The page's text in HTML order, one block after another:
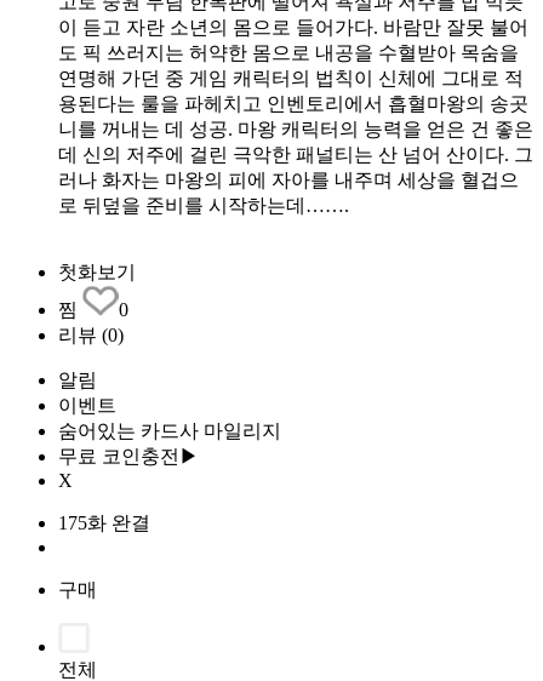
이 듣고 자란 소년의 몸으로 들어가다. 바람만 잘못 불어
도 픽 쓰러지는 허약한 몸으로 내공을 수혈받아 목숨을
연명해 가던 중 게임 캐릭터의 법칙이 신체에 그대로 적
용된다는 룰을 파헤치고 인벤토리에서 흡혈마왕의 송곳
니를 꺼내는 데 성공. 마왕 캐릭터의 능력을 얻은 건 좋은
데 신의 저주에 걸린 극악한 패널티는 산 넘어 산이다. 그
러나 화자는 마왕의 피에 자아를 내주며 세상을 혈겁으
로 뒤덮을 준비를 시작하는데…….
첫화보기
찜
0
리뷰 (0)
알림
이벤트
숨어있는 카드사 마일리지
무료 코인충전▶
X
175화 완결
구매
전체